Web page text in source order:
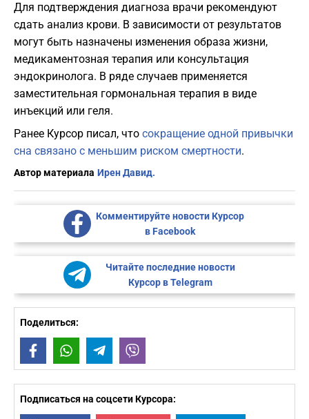
Для подтверждения диагноза врачи рекомендуют
сдать анализ крови. В зависимости от результатов
могут быть назначены изменения образа жизни,
медикаментозная терапия или консультация
эндокринолога. В ряде случаев применяется
заместительная гормональная терапия в виде
инъекций или геля.
Ранее Курсор писал, что сокращение одной привычки
сна связано с меньшим риском смертности.
Автор материала Ирен Давид.
Комментируйте новости Курсор
в Facebook
Читайте последние новости
Курсор в Telegram
Поделиться:
FacebookWhatsAppTelegram
Подписаться на соцсети Курсора: